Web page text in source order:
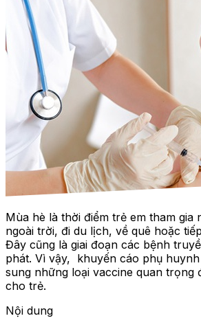
Mùa hè là thời điểm trẻ em tham gia
ngoài trời, đi du lịch, về quê hoặc
Đây cũng là giai đoạn các bệnh
phát. Vì vậy, khuyến cáo phụ huynh
sung những loại vaccine quan trọng
cho trẻ.
Nội dung